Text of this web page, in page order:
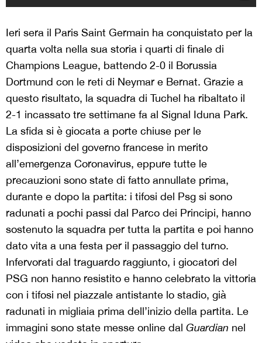
Ieri sera il Paris Saint Germain ha conquistato per la
quarta volta nella sua storia i quarti di finale di
Champions League, battendo 2-0 il Borussia
Dortmund con le reti di Neymar e Bernat. Grazie a
questo risultato, la squadra di Tuchel ha ribaltato il
2-1 incassato tre settimane fa al Signal Iduna Park.
La sfida si è giocata a porte chiuse per le
disposizioni del governo francese in merito
all’emergenza Coronavirus, eppure tutte le
precauzioni sono state di fatto annullate prima,
durante e dopo la partita: i tifosi del Psg si sono
radunati a pochi passi dal Parco dei Principi, hanno
sostenuto la squadra per tutta la partita e poi hanno
dato vita a una festa per il passaggio del turno.
Infervorati dal traguardo raggiunto, i giocatori del
PSG non hanno resistito e hanno celebrato la vittoria
con i tifosi nel piazzale antistante lo stadio, già
radunati in migliaia prima dell’inizio della partita. Le
immagini sono state messe online dal Guardian nel